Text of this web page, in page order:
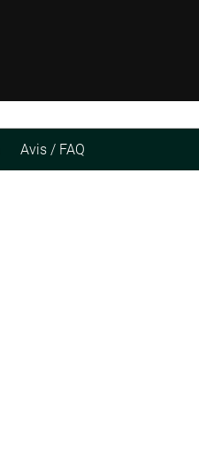
Avis / FAQ